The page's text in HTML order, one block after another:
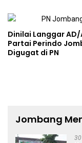
Dinilai Langgar AD/
Partai Perindo
Digugat di PN
Jombang